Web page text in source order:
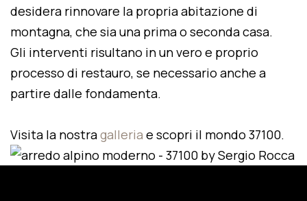
desidera rinnovare la propria abitazione di
montagna, che sia una prima o seconda casa.
Gli interventi risultano in un vero e proprio
processo di restauro, se necessario anche a
partire dalle fondamenta.
Visita la nostragalleria e scopri il mondo 37100.